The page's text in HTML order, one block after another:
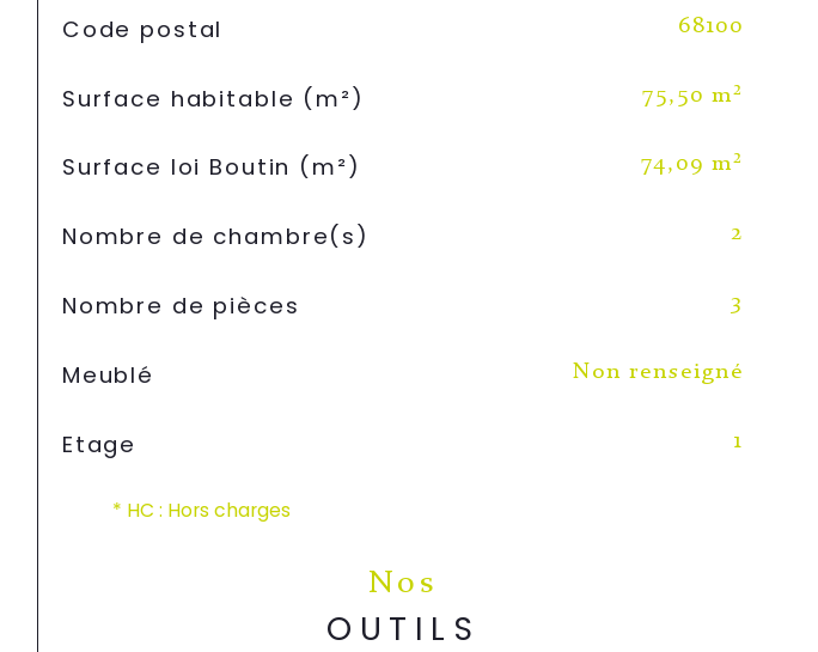
TRAD_SIROCCO_Caracteristique
Code postal 68100
Surface habitable (m²) 75,50 m²
Surface loi Boutin (m²) 74,09 m²
Nombre de chambre(s) 2
Nombre de pièces 3
Meublé Non renseigné
Etage 1
* HC : Hors charges
Nos
OUTILS